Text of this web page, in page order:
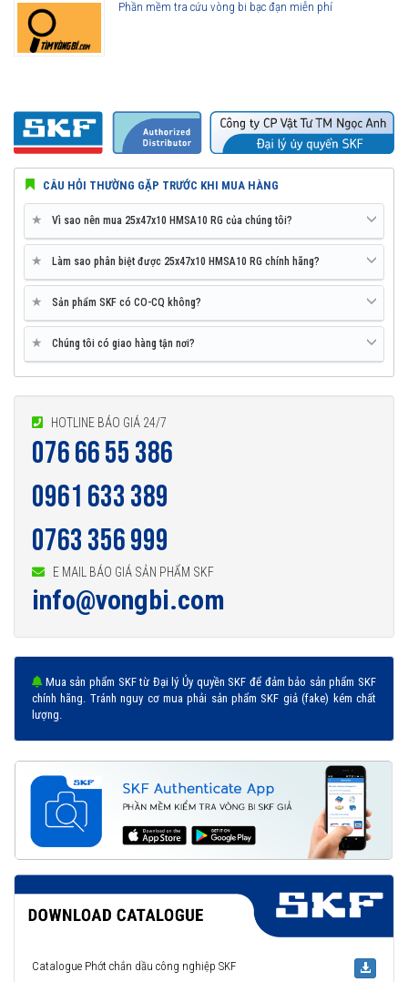
Phần mềm tra cứu vòng bi bạc đạn miễn phí
CÂU HỎI THƯỜNG GẶP TRƯỚC KHI MUA HÀNG
★ Vì sao nên mua 25x47x10 HMSA10 RG của chúng tôi?
★ Làm sao phân biệt được 25x47x10 HMSA10 RG chính hãng?
★ Sản phẩm SKF có CO-CQ không?
★ Chúng tôi có giao hàng tận nơi?
HOTLINE BÁO GIÁ 24/7
076 66 55 386
0961 633 389
0763 356 999
E MAIL BÁO GIÁ SẢN PHẨM SKF
info@vongbi.com
Mua sản phẩm SKF từ Đại lý Ủy quyền SKF để đảm bảo sản phẩm SKF
chính hãng. Tránh nguy cơ mua phải sản phẩm SKF giả (fake) kém chất
lượng.
Catalogue Phớt chắn dầu công nghiệp SKF